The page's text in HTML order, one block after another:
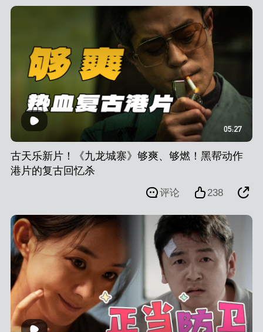
05:27
古天乐新片！《九龙城寨》够爽、够燃！黑帮动作
港片的复古回忆杀
238
评论